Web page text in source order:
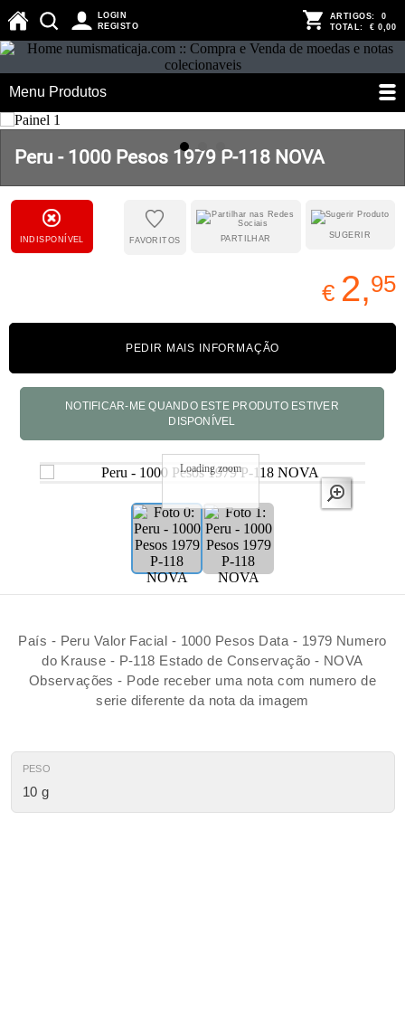
LOGIN
REGISTO
ARTIGOS: 0
TOTAL: € 0,00
Menu Produtos
Peru - 1000 Pesos 1979 P-118 NOVA
INDISPONÍVEL SUGERIR
PARTILHAR
FAVORITOS
€ 2,95
PEDIR MAIS INFORMAÇÃO
Loading zoom
País - Peru Valor Facial - 1000 Pesos Data - 1979 Numero
do Krause - P-118 Estado de Conservação - NOVA
Observações - Pode receber uma nota com numero de
serie diferente da nota da imagem
PESO
10 g